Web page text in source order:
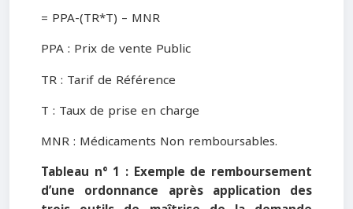
= PPA-(TR*T) – MNR
PPA : Prix de vente Public
TR : Tarif de Référence
T : Taux de prise en charge
MNR : Médicaments Non remboursables.
Tableau n° 1 : Exemple de remboursement
d’une ordonnance après application des